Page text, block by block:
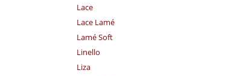
Lace
Lace Lamé
Lamé Soft
Linello
Liza